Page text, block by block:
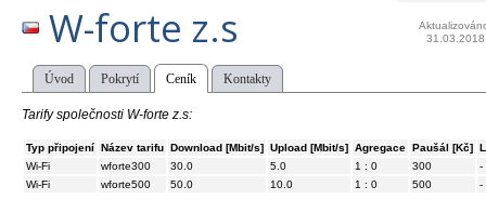
W-forte z.s
31.03.2018
Úvod Pokrytí Ceník Kontakty
Tarify společnosti W-forte z.s:
Typ připojení Název tarifu Download [Mbit/s] Upload [Mbit/s] Agregace Paušál [Kč]
Wi-Fi
wforte300 30.0 5.0 1 : 0 300
-
Wi-Fi
wforte500 50.0 10.0 1 : 0 500 -